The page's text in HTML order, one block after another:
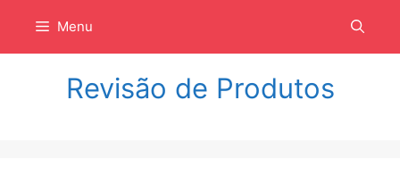
isi
Menu
Revisão de Produtos